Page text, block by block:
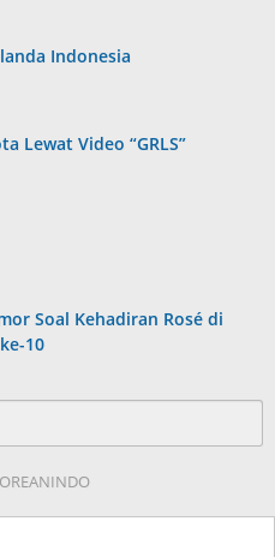
Indonesia
Lewat Video “GRLS”
Soal Kehadiran Rosé di
10